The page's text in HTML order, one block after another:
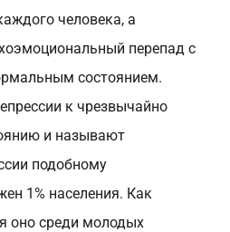
человека, а
перепад с
состоянием.
к чрезвычайно
и называют
подобному
1% населения. Как
оно среди молодых